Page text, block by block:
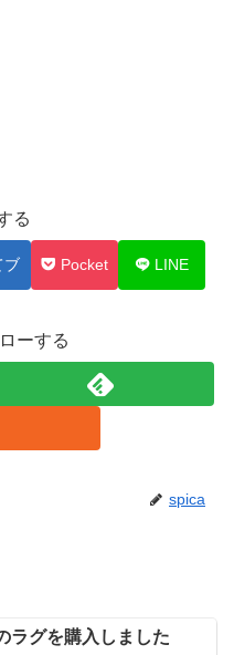
る
ブ Pocket LINE
ーする
spica
ラグを購入しました